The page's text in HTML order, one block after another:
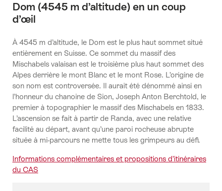
Dom (4545 m d’altitude) en un coup
d’œil
À 4545 m d’altitude, le Dom est le plus haut sommet situé
entièrement en Suisse. Ce sommet du massif des
Mischabels valaisan est le troisième plus haut sommet des
Alpes derrière le mont Blanc et le mont Rose. L’origine de
son nom est controversée. Il aurait été dénommé ainsi en
l’honneur du chanoine de Sion, Joseph Anton Berchtold, le
premier à topographier le massif des Mischabels en 1833.
L’ascension se fait à partir de Randa, avec une relative
facilité au départ, avant qu’une paroi rocheuse abrupte
située à mi-parcours ne mette tous les grimpeurs au défi.
Informations complémentaires et propositions d’itinéraires
du CAS